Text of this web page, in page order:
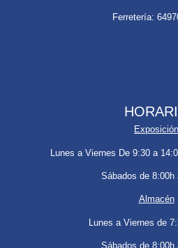
Ferretería:
Exposición
Lunes a Viernes De 9:30 a
Sábados de 8:00h
Almacén
Lunes a Viernes de
Sábados de 8:00h